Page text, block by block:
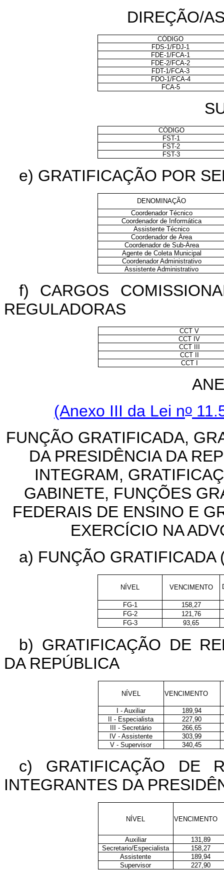
DIREÇÃO/
CÓDIGO
FDS-1/FDJ-1
FDE-1/FCA-1
FDE-2/FCA-2
FDT-1/FCA-3
FDO-1/FCA-4
FCA-5
CÓDIGO
FST-1
FST-2
FST-3
e) GRATIFICAÇÃO POR
DENOMINAÇÃO
Coordenador Técnico
Coordenador de Informática
Assistente Técnico
Coordenador de Área
Coordenador de Sub-Área
Agente de Coleta Municipal
Coordenador Administrativo
Assistente Administrativo
f) CARGOS
REGULADORAS
CCT V
CCT IV
CCT III
CCT II
CCT I
(Anexo III da Lei no
FUNÇÃO GRATIFICADA,
DA PRESIDÊNCIA DA
INTEGRAM,
GABINETE, FUNÇÕES
FEDERAIS DE ENSINO E
EXERCÍCIO NA
a) FUNÇÃO GRATIFICADA
NÍVEL VENCIMENTO
FG-1
158,27
FG-2
121,76
FG-3
93,65
b) GRATIFICAÇÃO DE
DA REPÚBLICA
NÍVEL VENCIMENTO
I - Auxiliar
189,94
II - Especialista
227,90
III - Secretário
266,65
IV - Assistente
303,99
V - Supervisor
340,45
c) GRATIFICAÇÃO DE
INTEGRANTES DA
NÍVEL VENCIMENTO
Auxiliar
131,89
Secretario/Especialista
158,27
Assistente
189,94
Supervisor
227,90